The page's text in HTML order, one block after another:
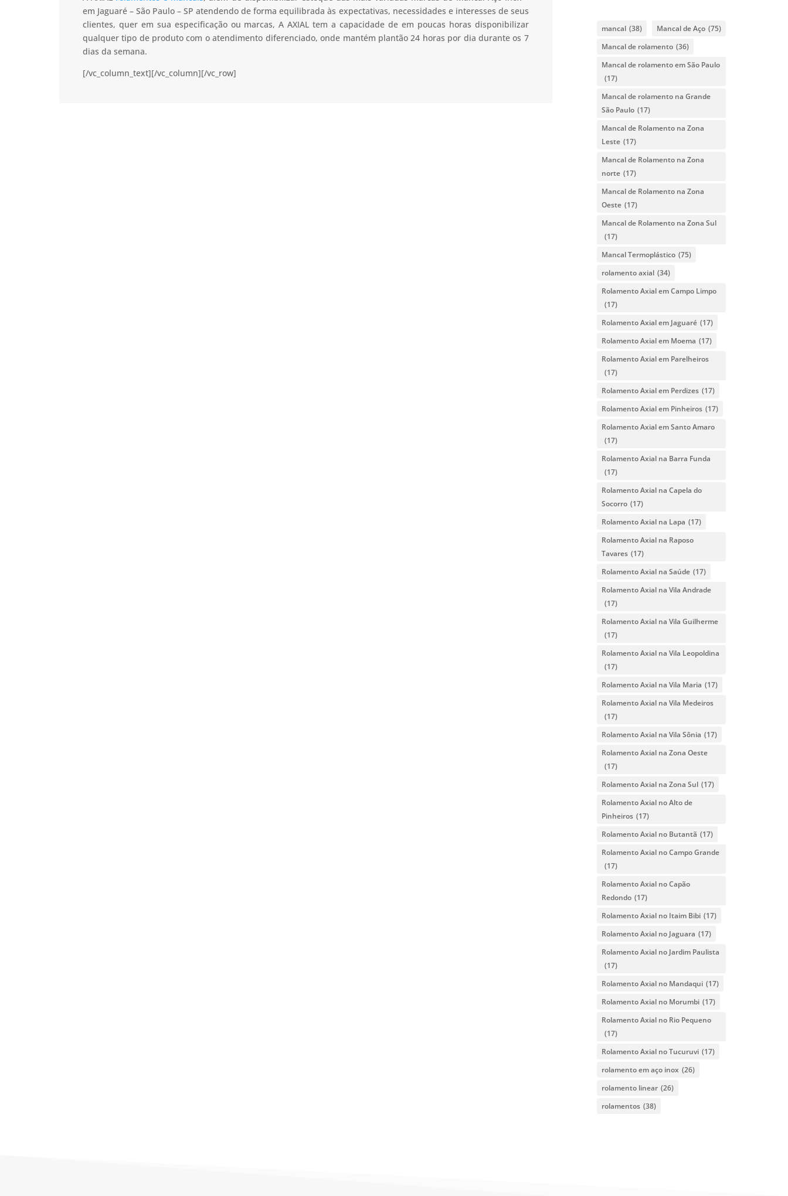
em Jaguaré – São Paulo – SP atendendo de forma equilibrada às expectativas, necessidades e interesses de seus
clientes, quer em sua especificação ou marcas, A AXIAL tem a capacidade de em poucas horas disponibilizar
qualquer tipo de produto com o atendimento diferenciado, onde mantém plantão 24 horas por dia durante os 7
dias da semana.
[/vc_column_text][/vc_column][/vc_row]
mancal (38) Mancal de Aço (75)
Mancal de rolamento (36)
Mancal de rolamento em São Paulo
(17)
Mancal de rolamento na Grande
São Paulo (17)
Mancal de Rolamento na Zona
Leste (17)
Mancal de Rolamento na Zona
norte (17)
Mancal de Rolamento na Zona
Oeste (17)
Mancal de Rolamento na Zona Sul
(17)
Mancal Termoplástico (75)
rolamento axial (34)
Rolamento Axial em Campo Limpo
(17)
Rolamento Axial em Jaguaré (17)
Rolamento Axial em Moema (17)
Rolamento Axial em Parelheiros
(17)
Rolamento Axial em Perdizes (17)
Rolamento Axial em Pinheiros (17)
Rolamento Axial em Santo Amaro
(17)
Rolamento Axial na Barra Funda
(17)
Rolamento Axial na Capela do
Socorro (17)
Rolamento Axial na Lapa (17)
Rolamento Axial na Raposo
Tavares (17)
Rolamento Axial na Saúde (17)
Rolamento Axial na Vila Andrade
(17)
Rolamento Axial na Vila Guilherme
(17)
Rolamento Axial na Vila Leopoldina
(17)
Rolamento Axial na Vila Maria (17)
Rolamento Axial na Vila Medeiros
(17)
Rolamento Axial na Vila Sônia (17)
Rolamento Axial na Zona Oeste
(17)
Rolamento Axial na Zona Sul (17)
Rolamento Axial no Alto de
Pinheiros (17)
Rolamento Axial no Butantã (17)
Rolamento Axial no Campo Grande
(17)
Rolamento Axial no Capão
Redondo (17)
Rolamento Axial no Itaim Bibi (17)
Rolamento Axial no Jaguara (17)
Rolamento Axial no Jardim Paulista
(17)
Rolamento Axial no Mandaqui (17)
Rolamento Axial no Morumbi (17)
Rolamento Axial no Rio Pequeno
(17)
Rolamento Axial no Tucuruvi (17)
rolamento em aço inox (26)
rolamento linear (26)
rolamentos (38)